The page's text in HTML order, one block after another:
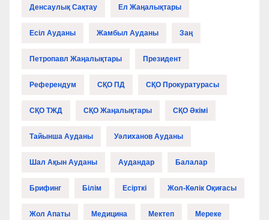
Денсаулық Сақтау Ел Жаңалықтары
Есіл Ауданы Жамбыл Ауданы Заң
Петропавл Жаңалықтары Президент
Референдум СҚО ПД СҚО Прокуратурасы
СҚО ТЖД СҚО Жаңалықтары СҚО Әкімі
Тайынша Ауданы Уәлиханов Ауданы
Шал Ақын Ауданы Аудандар Балалар
Брифинг Білім Есірткі Жол-Көлік Оқиғасы
Жол Апаты Медицина Мектеп Мереке